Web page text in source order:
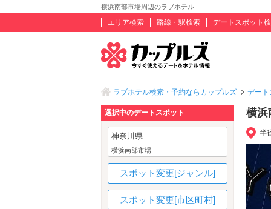
横浜南部市場周辺のラブホテル
エリア検索 路線・駅検索 デートスポット
ラブホテル検索・予約ならカップルズ デート
横浜
半
選択中のデートスポット
神奈川県
横浜南部市場
スポット変更[ジャンル]
スポット変更[市区町村]